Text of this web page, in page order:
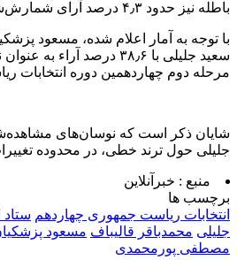
باطله نیز حدود ۴٫۳ درصد آرای شمارش‌شده بود.
سعید جلیلی با ۳۸٫۶ درصد
مرحله دوم چهاردهمین دوره انتخابات
شایان ذکر است که نوسان‌های
جلیلی حول ترند خطی، در محدوده
منبع : خبرآنلاین
برچسب ها
انتخابات ریاست جمهوری چهاردهم ستاد
جلیلی محمدباقر قالیباف مسعود
مصطفی پورمحمدی